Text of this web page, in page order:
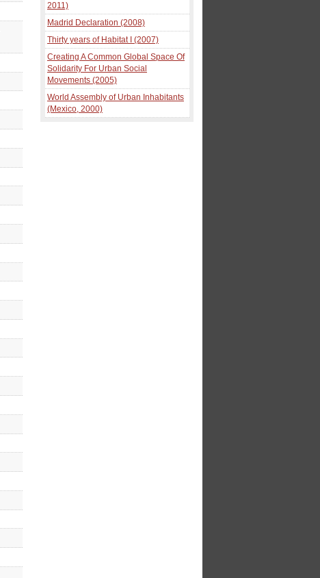
2011)
Madrid Declaration (2008)
Thirty years of Habitat I (2007)
Creating A Common Global Space Of
Solidarity For Urban Social
Movements (2005)
World Assembly of Urban Inhabitants
(Mexico, 2000)